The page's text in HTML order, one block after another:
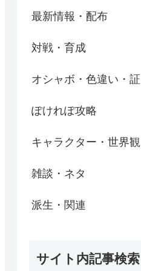
最新情報・配布
対戦・育成
オシャボ・色違い・証
ぽけれぽ攻略
キャラクター・世界観
雑談・ネタ
派生・関連
サイト内記事検索